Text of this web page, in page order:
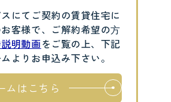
にてご契約の賃貸住宅に
客様で、ご解約希望の⽅
明動画をご覧の上、下記
よりお申込み下さい。
ムはこちら